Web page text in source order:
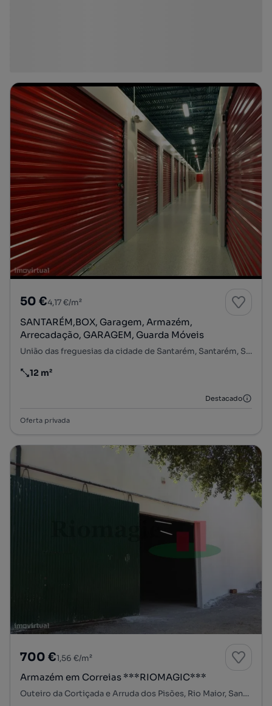
50 €4,17 €/m²
SANTARÉM,BOX, Garagem, Armazém,
Arrecadação, GARAGEM, Guarda Móveis
União das freguesias da cidade de Santarém, Santarém, Santarém
Preço por metro quadrado
12 m²
Destacado
Oferta privada
700 €1,56 €/m²
Armazém em Correias ***RIOMAGIC***
Outeiro da Cortiçada e Arruda dos Pisões, Rio Maior, Santarém